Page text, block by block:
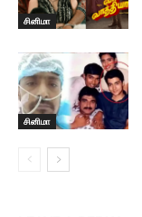
சினிமா
சினிமா